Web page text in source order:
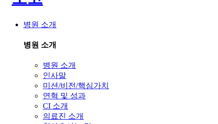
병원 소개
병원 소개
병원 소개
인사말
미션/비전/핵심가치
연혁 및 성과
CI 소개
의료진 소개